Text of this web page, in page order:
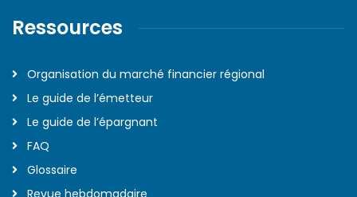
Ressources
Organisation du marché financier régional
Le guide de l’émetteur
Le guide de l’épargnant
FAQ
Glossaire
Revue hebdomadaire